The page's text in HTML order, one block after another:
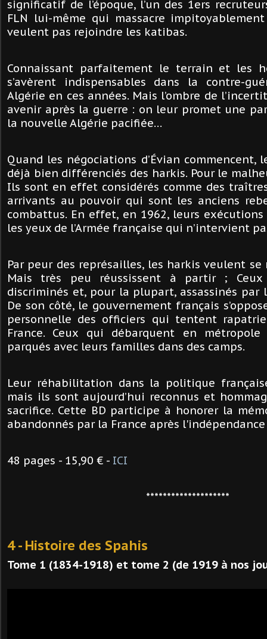
significatif de l’époque, l’un des 1ers
FLN lui-même qui massacre
veulent pas rejoindre les katibas.
Connaissant parfaitement le terrain et les
s’avèrent indispensables dans la contre-
Algérie en ces années. Mais l’ombre de
avenir après la guerre : on leur promet une
la nouvelle Algérie pacifiée…
Quand les négociations d’Évian commencent,
déjà bien différenciés des harkis. Pour le
Ils sont en effet considérés comme des
arrivants au pouvoir qui sont les anciens
combattus. En effet, en 1962, leurs exécutions
les yeux de l’Armée française qui n’intervient
Par peur des représailles, les harkis veulent se
Mais très peu réussissent à partir ;
discriminés et, pour la plupart, assassinés par
De son côté, le gouvernement français
personnelle des officiers qui tentent
France. Ceux qui débarquent en
parqués avec leurs familles dans des camps.
Leur réhabilitation dans la politique
mais ils sont aujourd’hui reconnus et
sacrifice. Cette BD participe à honorer la
abandonnés par la France après
48 pages - 15,90 € - ICI
********************
4 - Histoire des Spahis
Tome 1 (1834-1918) et tome 2 (de 1919 à nos